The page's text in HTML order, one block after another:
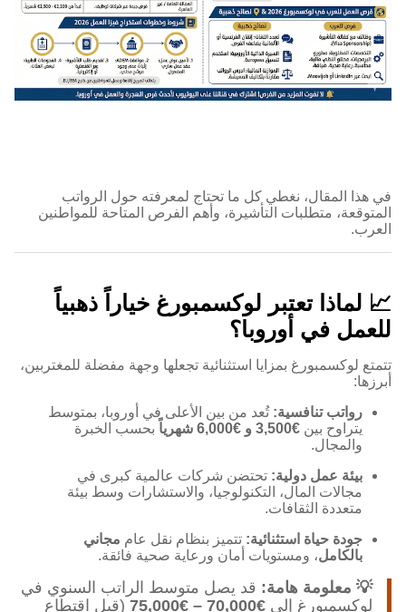
في هذا المقال، نغطي كل ما تحتاج لمعرفته حول الرواتب
المتوقعة، متطلبات التأشيرة، وأهم الفرص المتاحة للمواطنين
العرب.
📈 لماذا تعتبر لوكسمبورغ خياراً ذهبياً
للعمل في أوروبا؟
تتمتع لوكسمبورغ بمزايا استثنائية تجعلها وجهة مفضلة للمغتربين،
أبرزها:
رواتب تنافسية: تُعد من بين الأعلى في أوروبا، بمتوسط
يتراوح بين €3,500 و €6,000 شهرياً
بحسب الخبرة
والمجال.
بيئة عمل دولية: تحتضن شركات عالمية كبرى في
مجالات المال، التكنولوجيا، والاستشارات وسط بيئة
متعددة الثقافات.
جودة حياة استثنائية: تتميز بنظام نقل عام مجاني
بالكامل، ومستويات أمان ورعاية صحية فائقة.
💡 معلومة هامة: قد يصل متوسط الراتب السنوي في
لوكسمبورغ إلى €70,000 – €75,000
(قبل اقتطاع